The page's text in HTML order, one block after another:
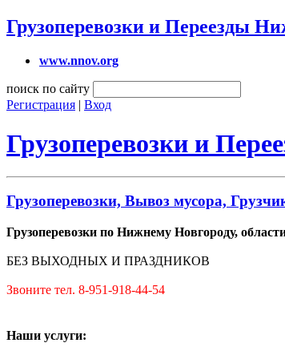
Грузоперевозки и Переезды
www.nnov.org
поиск по сайту
Регистрация | Вход
Грузоперевозки и
Грузоперевозки, Вывоз мусора,
Грузоперевозки по Нижнему Новгороду,
БЕЗ ВЫХОДНЫХ И ПРАЗДНИКОВ
Звоните тел. 8-951-918-44-54
Наши услуги: